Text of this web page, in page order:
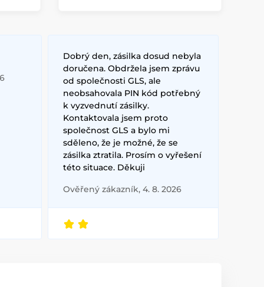
Dobrý den, zásilka dosud nebyla
doručena. Obdržela jsem zprávu
od společnosti GLS, ale
neobsahovala PIN kód potřebný
k vyzvednutí zásilky.
Kontaktovala jsem proto
společnost GLS a bylo mi
sděleno, že je možné, že se
zásilka ztratila. Prosím o vyřešení
této situace. Děkuji
Ověřený zákazník, 4. 8. 2026